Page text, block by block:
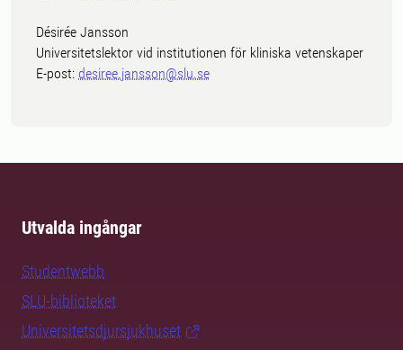
Désirée Jansson
Universitetslektor vid institutionen för kliniska vetenskaper
E-post: desiree.jansson@slu.se
Utvalda ingångar
Studentwebb
SLU-biblioteket
Universitetsdjursjukhuset